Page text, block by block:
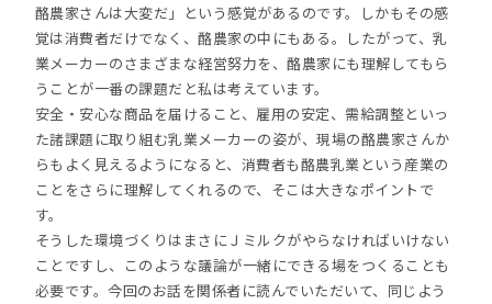
酪農家さんは大変だ」という感覚があるのです。しかもその感
覚は消費者だけでなく、酪農家の中にもある。したがって、乳
業メーカーのさまざまな経営努力を、酪農家にも理解してもら
うことが一番の課題だと私は考えています。
安全・安心な商品を届けること、雇用の安定、需給調整といっ
た諸課題に取り組む乳業メーカーの姿が、現場の酪農家さんか
らもよく見えるようになると、消費者も酪農乳業という産業の
ことをさらに理解してくれるので、そこは大きなポイントで
す。
そうした環境づくりはまさにＪミルクがやらなければいけない
ことですし、このような議論が一緒にできる場をつくることも
必要です。今回のお話を関係者に読んでいただいて、同じよう